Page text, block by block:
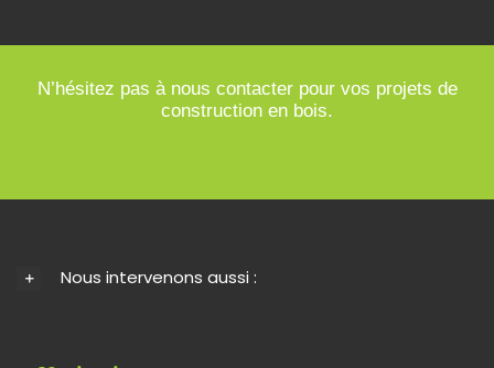
N’hésitez pas à nous contacter pour vos projets de
construction en bois.
Nous intervenons aussi :